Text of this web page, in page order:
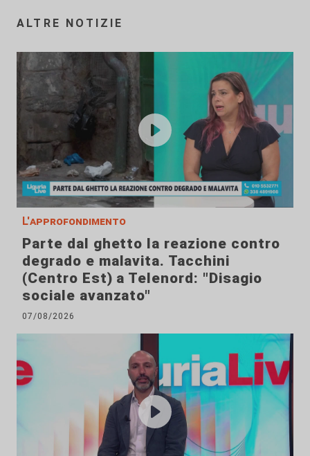
ALTRE NOTIZIE
L'approfondimento
Parte dal ghetto la reazione contro
degrado e malavita. Tacchini
(Centro Est) a Telenord: "Disagio
sociale avanzato"
07/08/2026